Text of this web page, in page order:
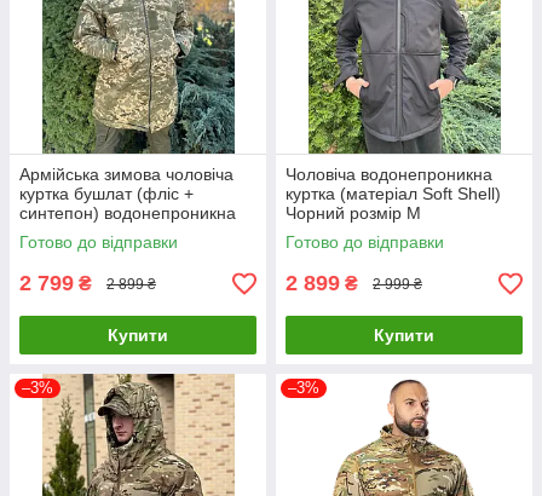
Армійська зимова чоловіча
куртка бушлат (фліс +
синтепон) водонепроникна
(Піксель) M
Готово до відправки
2 799 ₴ 2 899 ₴
Купити
Чоловіча водонепроникна
куртка (матеріал Soft Shell)
Чорний розмір M
Готово до відправки
2 899 ₴ 2 999 ₴
Купити
–3% –3%